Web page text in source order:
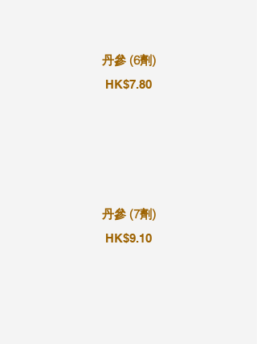
丹參 (6劑)
HK$7.80
丹參 (7劑)
HK$9.10